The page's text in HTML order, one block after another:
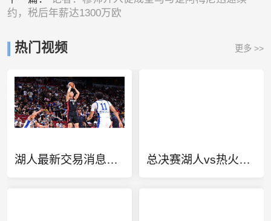
约，税后年薪达1300万欧
热门视频 更多 >>
湖人最新交易消息达成 总决赛湖人vs热火第一比分